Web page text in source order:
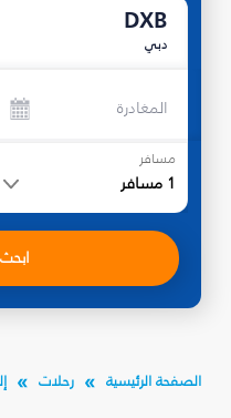
DXB
دبي
المغادرة
مسافر
1 مسافر
الصفحة الرئيسية رحلات